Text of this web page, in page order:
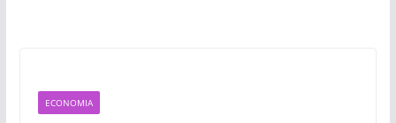
ECONOMIA